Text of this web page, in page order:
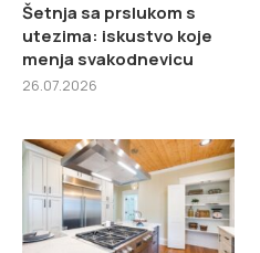
Šetnja sa prslukom s
utezima: iskustvo koje
menja svakodnevicu
26.07.2026